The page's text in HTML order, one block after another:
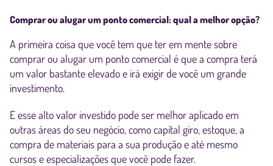
Comprar ou alugar um ponto comercial: qual a melhor opção?
A primeira coisa que você tem que ter em mente sobre
comprar ou alugar um ponto comercial é que a compra terá
um valor bastante elevado e irá exigir de você um grande
investimento.
E esse alto valor investido pode ser melhor aplicado em
outras áreas do seu negócio, como capital giro, estoque, a
compra de materiais para a sua produção e até mesmo
cursos e especializações que você pode fazer.